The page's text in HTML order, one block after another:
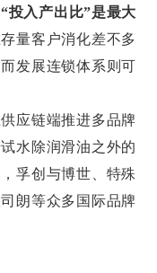
投入产出比”是最大
量客户消化差不多
发展连锁体系则可
应链端推进多品牌
水除润滑油之外的
孚创与博世、特殊
朗等众多国际品牌